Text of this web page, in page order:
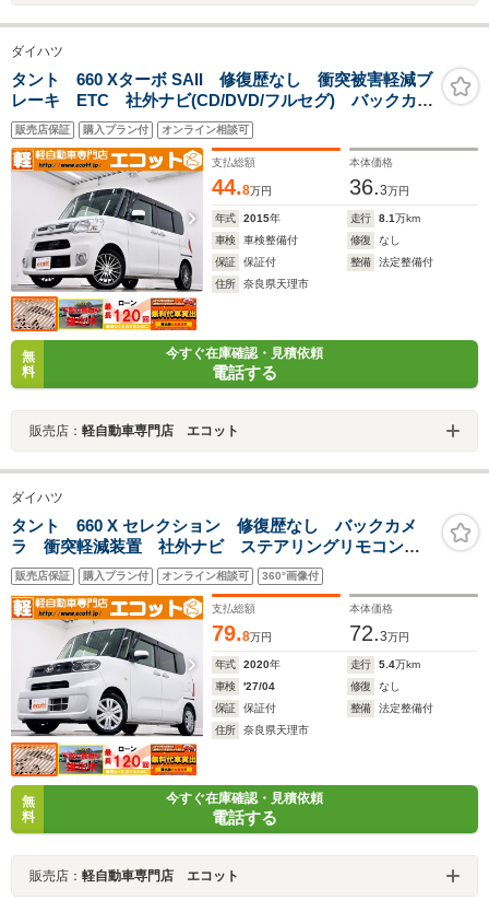
ダイハツ
タント 660 Xターボ SAII 修復歴なし 衝突被害軽減ブ
レーキ ETC 社外ナビ(CD/DVD/フルセグ) バックカメ
ラ ロールサンシェード イージークローザー トラク
ションコントロール レベライザー チルトステアリン
グ シートリフター
販売店保証 購入プラン付 オンライン相談可
支払総額
44.8万円
本体価格
36.3万円
年式 2015年 走行 8.1万km
車検
車検整備付 修復
なし
保証
保証付 整備
法定整備付
住所
奈良県天理市
無
料
今すぐ在庫確認・見積依頼
電話する
販売店： 軽自動車専門店 エコット
ダイハツ
タント 660 X セレクション 修復歴なし バックカメ
ラ 衝突軽減装置 社外ナビ ステアリングリモコン
シートヒーター(運転席+助手席) プッシュスタート オ
ートミラー サイドエアバッグ オートエアコン オー
トライト
販売店保証 購入プラン付 オンライン相談可 360°画像付
支払総額
79.8万円
本体価格
72.3万円
年式 2020年 走行 5.4万km
車検
'27/04 修復
なし
保証
保証付 整備
法定整備付
住所
奈良県天理市
無
料
今すぐ在庫確認・見積依頼
電話する
販売店： 軽自動車専門店 エコット